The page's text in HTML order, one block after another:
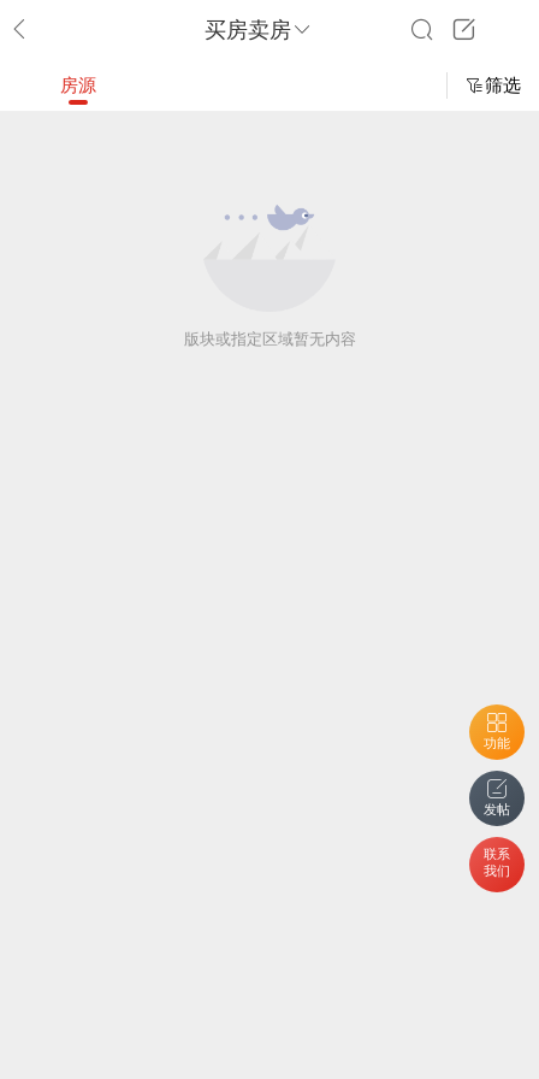
买房卖房
功能
发帖
联系
我们
房源 筛选
版块或指定区域暂无内容